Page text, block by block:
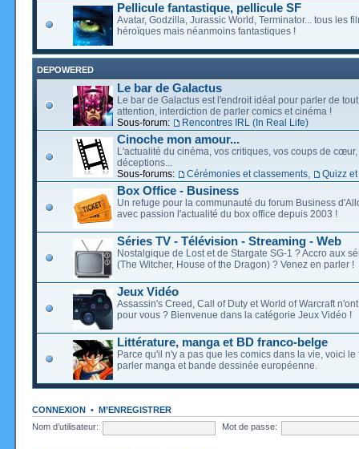
Pellicule fantastique, pellicule SF
Avatar, Godzilla, Jurassic World, Terminator... tous les
héroïques mais néanmoins fantastiques !
DEPOWERED
Le bar de Galactus
Le bar de Galactus est l'endroit idéal pour parler de
attention, interdiction de parler comics et cinéma !
Sous-forum:
Rencontres IRL (In Real Life)
Cinoche mon amour...
L'actualité du cinéma, vos critiques, vos coups de cœur,
déceptions...
Sous-forums:
Cérémonies et classements Quizz
Box Office - Business
Un refuge pour la communauté du forum Business
avec passion l'actualité du box office depuis 2003 !
Séries TV - Télévision - Streaming - Web
Nostalgique de Lost et de Stargate SG-1 ? Accro aux
(The Witcher, House of the Dragon) ? Venez en parler !
Jeux Vidéo
Assassin's Creed, Call of Duty et World of Warcraft
pour vous ? Bienvenue dans la catégorie Jeux Vidéo !
Littérature, manga et BD franco-belge
Parce qu'il n'y a pas que les comics dans la vie, voici le
parler manga et bande dessinée européenne.
CONNEXION • M’ENREGISTRER
Nom d’utilisateur:
Mot de passe: